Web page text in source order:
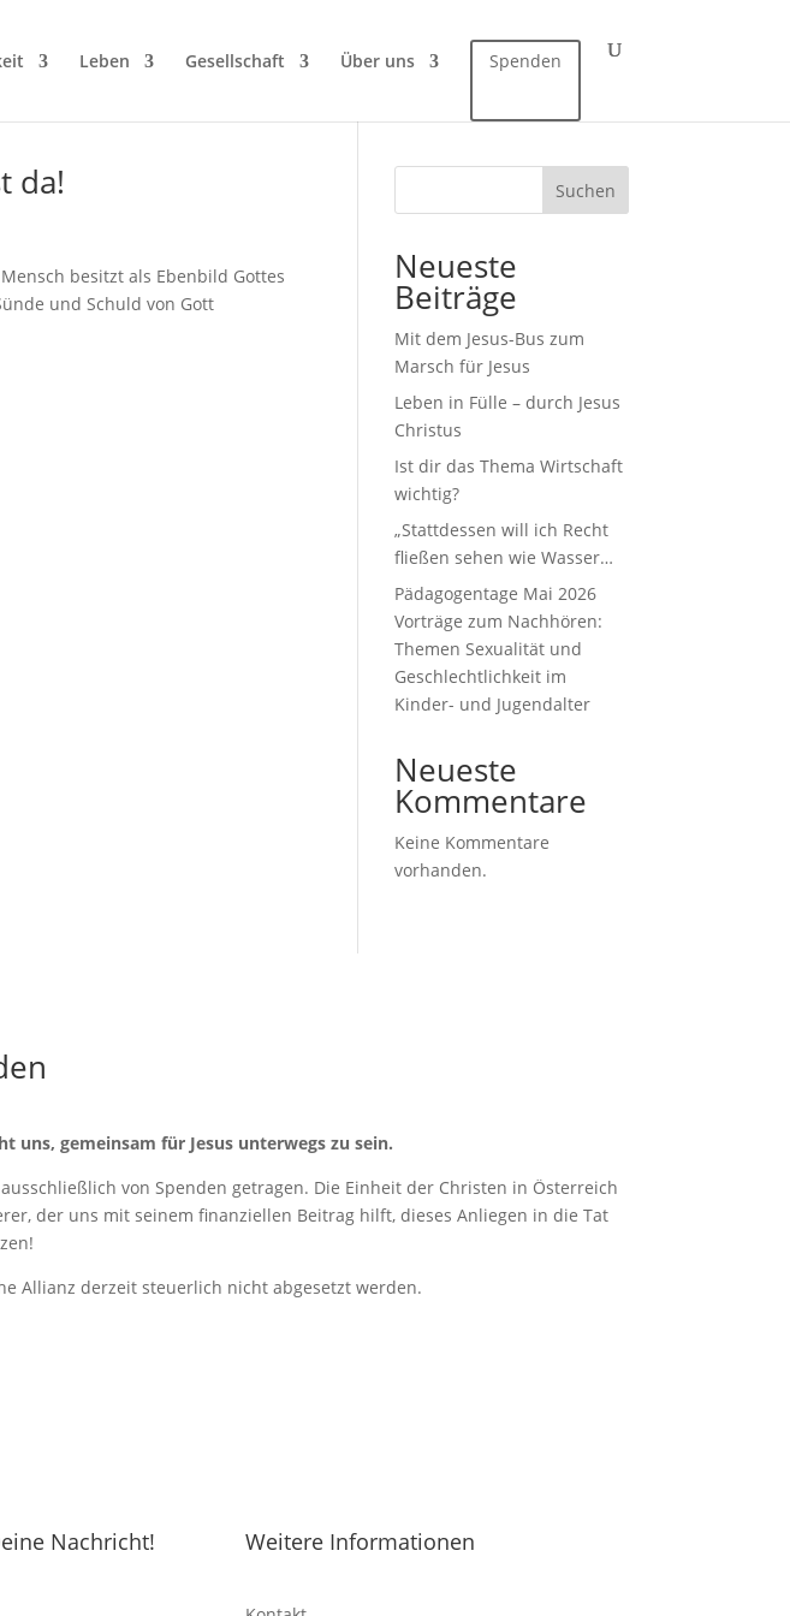
Leben Gesellschaft Über uns Spenden
da!
besitzt als Ebenbild Gottes
und Schuld von Gott
Suchen
Neueste
Beiträge
Mit dem Jesus-Bus zum
Marsch für Jesus
Leben in Fülle – durch Jesus
Christus
Ist dir das Thema Wirtschaft
wichtig?
„Stattdessen will ich Recht
fließen sehen wie Wasser…
Pädagogentage Mai 2026
Vorträge zum Nachhören:
Themen Sexualität und
Geschlechtlichkeit im
Kinder- und Jugendalter
Neueste
Kommentare
Keine Kommentare
vorhanden.
uns, gemeinsam für Jesus unterwegs zu sein.
von Spenden getragen. Die Einheit der Christen in Österreich
der uns mit seinem finanziellen Beitrag hilft, dieses Anliegen in die Tat
Allianz derzeit steuerlich nicht abgesetzt werden.
Nachricht! Weitere Informationen